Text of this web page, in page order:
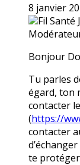
8 janvier
Fil Santé
Bonjour
Tu parles
égard, ton
contacter
(https://
contacter
te